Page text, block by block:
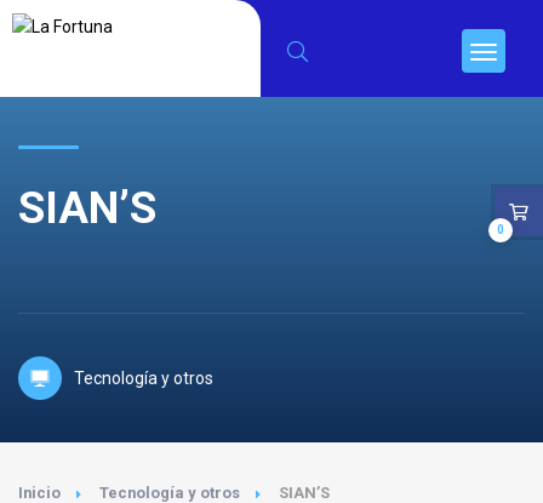
SIAN’S
Tecnología y otros
Inicio Tecnología y otros SIAN’S
0